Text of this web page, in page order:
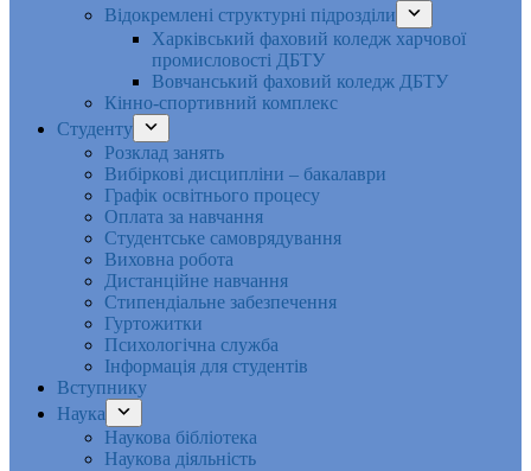
Відокремлені структурні підрозділи
Харківський фаховий коледж харчової
промисловості ДБТУ
Вовчанський фаховий коледж ДБТУ
Кінно-спортивний комплекс
Студенту
Розклад занять
Вибіркові дисципліни – бакалаври
Графік освітнього процесу
Оплата за навчання
Студентське самоврядування
Виховна робота
Дистанційне навчання
Стипендіальне забезпечення
Гуртожитки
Психологічна служба
Інформація для студентів
Вступнику
Наука
Наукова бібліотека
Наукова діяльність